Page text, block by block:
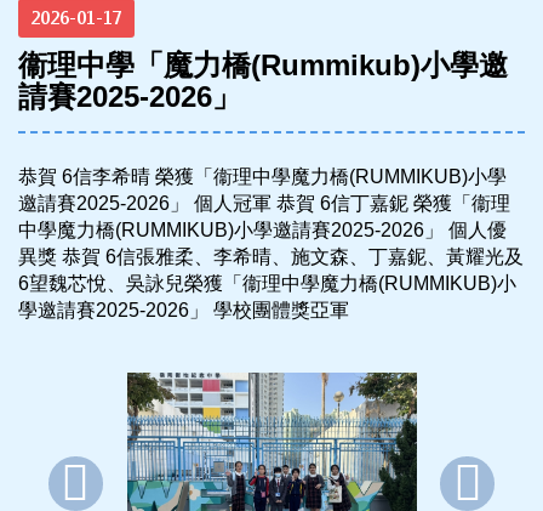
2026-01-17
衞理中學「魔力橋(Rummikub)小學邀
請賽2025-2026」
恭賀 6信李希晴 榮獲「衞理中學魔力橋(RUMMIKUB)小學
邀請賽2025-2026」 個人冠軍 恭賀 6信丁嘉鈮 榮獲「衞理
中學魔力橋(RUMMIKUB)小學邀請賽2025-2026」 個人優
異獎 恭賀 6信張雅柔、李希晴、施文森、丁嘉鈮、黃耀光及
6望魏芯悅、吳詠兒榮獲「衞理中學魔力橋(RUMMIKUB)小
學邀請賽2025-2026」 學校團體獎亞軍